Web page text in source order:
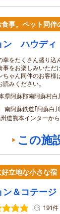
事。ペット同伴
ン ハウディ
幸をたくさん盛り込
事をお楽しみいただ
ちゃん同伴のお客
みください。
県阿蘇郡南阿蘇村白
南阿蘇鉄道｢阿蘇白
道熊本インターか
この施
立地な小さな宿
ン＆コテー
191件